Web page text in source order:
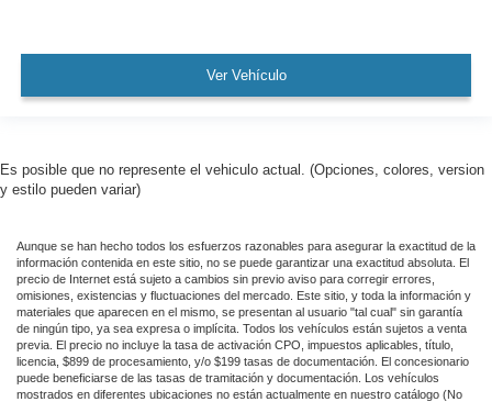
Ver Vehículo
Es posible que no represente el vehiculo actual. (Opciones, colores, version
y estilo pueden variar)
Aunque se han hecho todos los esfuerzos razonables para asegurar la exactitud de la
información contenida en este sitio, no se puede garantizar una exactitud absoluta. El
precio de Internet está sujeto a cambios sin previo aviso para corregir errores,
omisiones, existencias y fluctuaciones del mercado. Este sitio, y toda la información y
materiales que aparecen en el mismo, se presentan al usuario "tal cual" sin garantía
de ningún tipo, ya sea expresa o implícita. Todos los vehículos están sujetos a venta
previa. El precio no incluye la tasa de activación CPO, impuestos aplicables, título,
licencia, $899 de procesamiento, y/o $199 tasas de documentación. El concesionario
puede beneficiarse de las tasas de tramitación y documentación. Los vehículos
mostrados en diferentes ubicaciones no están actualmente en nuestro catálogo (No